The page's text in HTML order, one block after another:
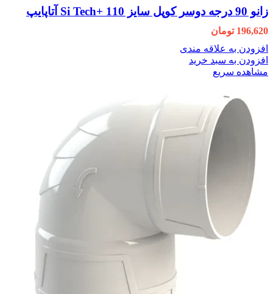
زانو 90 درجه دوسر کوپل سایز 110 +Si Tech آتاپایپ
196,620 تومان
افزودن به علاقه مندی
افزودن به سبد خرید
مشاهده سریع